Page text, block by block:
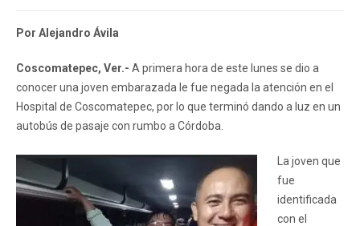
Por Alejandro Ávila
Coscomatepec, Ver.- A primera hora de este lunes se dio a
conocer una joven embarazada le fue negada la atención en el
Hospital de Coscomatepec, por lo que terminó dando a luz en un
autobús de pasaje con rumbo a Córdoba.
La joven que
fue
identificada
con el